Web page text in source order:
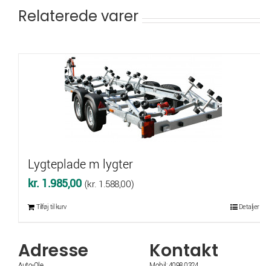
Relaterede varer
Lygteplade m lygter
kr. 1.985,00 (kr. 1.588,00)
Tilføj til kurv Detaljer
Adresse Kontakt